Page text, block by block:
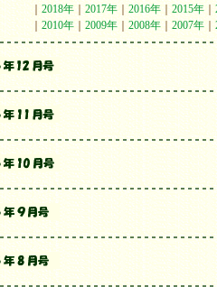
｜2018年｜2017年｜2016年｜2015年｜
｜2010年｜2009年｜2008年｜2007年｜